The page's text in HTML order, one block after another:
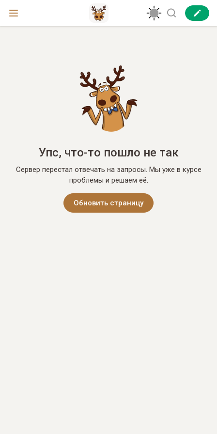
Упс, что-то пошло не так
Сервер перестал отвечать на запросы. Мы уже в курсе
проблемы и решаем её.
Обновить страницу